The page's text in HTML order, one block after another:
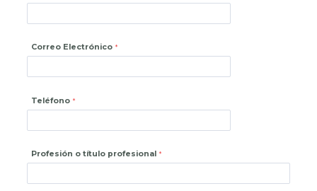
Correo Electrónico
Teléfono
Profesión o título profesional